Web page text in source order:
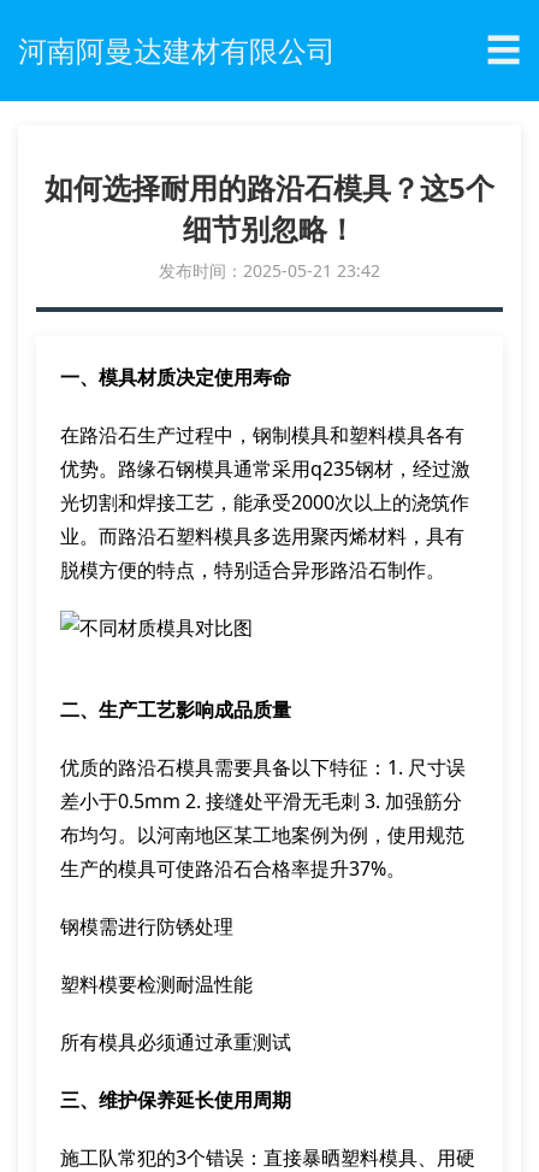
河南阿曼达建材有限公司 ☰
如何选择耐用的路沿石模具？这5个
细节别忽略！
发布时间：2025-05-21 23:42
一、模具材质决定使用寿命
在路沿石生产过程中，钢制模具和塑料模具各有
优势。路缘石钢模具通常采用q235钢材，经过激
光切割和焊接工艺，能承受2000次以上的浇筑作
业。而路沿石塑料模具多选用聚丙烯材料，具有
脱模方便的特点，特别适合异形路沿石制作。
二、生产工艺影响成品质量
优质的路沿石模具需要具备以下特征：1. 尺寸误
差小于0.5mm 2. 接缝处平滑无毛刺 3. 加强筋分
布均匀。以河南地区某工地案例为例，使用规范
生产的模具可使路沿石合格率提升37%。
钢模需进行防锈处理
塑料模要检测耐温性能
所有模具必须通过承重测试
三、维护保养延长使用周期
施工队常犯的3个错误：直接暴晒塑料模具、用硬